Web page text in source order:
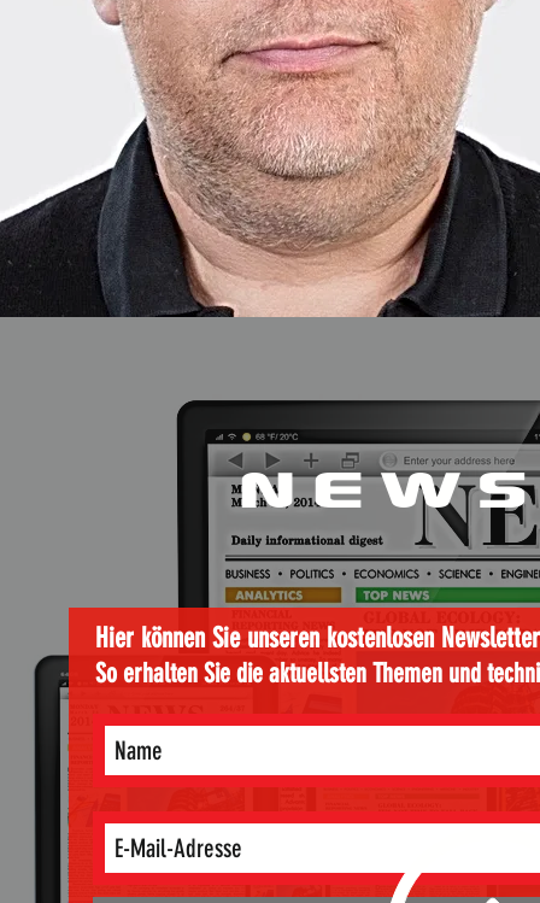
Hier können Sie unseren kostenlosen
So erhalten Sie die aktuellsten Themen und